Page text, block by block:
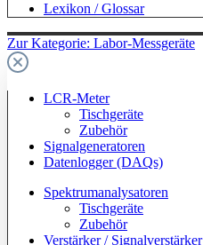
Lexikon / Glossar
Zur Kategorie: Labor-Messgeräte
LCR-Meter
Tischgeräte
Zubehör
Signalgeneratoren
Datenlogger (DAQs)
Spektrumanalysatoren
Tischgeräte
Zubehör
Verstärker / Signalverstärker